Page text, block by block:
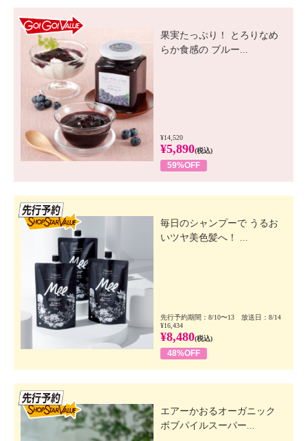
果実たっぷり！ とろりなめ
らか食感の ブルー...
¥14,520
¥5,890(税込)
59%OFF
毎日のシャンプーで うるお
いツヤ美色髪へ！ ...
先行予約期間：8/10〜13 放送日：8/14
¥16,434
¥8,480(税込)
48%OFF
エアーかおるオーガニック
ボブパイルスーパー...